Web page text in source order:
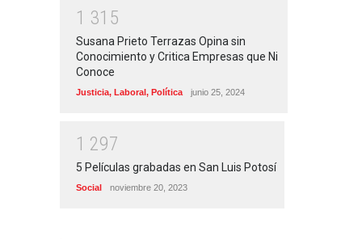
1 31 5
Susana Prieto Terrazas Opina sin
Conocimiento y Critica Empresas que Ni
Conoce
Justicia, Laboral, Política junio 25, 2024
1 297
5 Películas grabadas en San Luis Potosí
Social noviembre 20, 2023